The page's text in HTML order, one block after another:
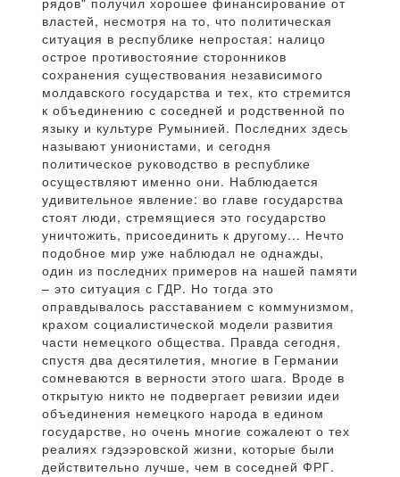
властей, несмотря на то, что политическая
ситуация в республике непростая: налицо
острое противостояние сторонников
сохранения существования независимого
молдавского государства и тех, кто стремится
к объединению с соседней и родственной по
языку и культуре Румынией. Последних здесь
называют унионистами, и сегодня
политическое руководство в республике
осуществляют именно они. Наблюдается
удивительное явление: во главе государства
стоят люди, стремящиеся это государство
уничтожить, присоединить к другому... Нечто
подобное мир уже наблюдал не однажды,
один из последних примеров на нашей памяти
– это ситуация с ГДР. Но тогда это
оправдывалось расставанием с коммунизмом,
крахом социалистической модели развития
части немецкого общества. Правда сегодня,
спустя два десятилетия, многие в Германии
сомневаются в верности этого шага. Вроде в
открытую никто не подвергает ревизии идеи
объединения немецкого народа в едином
государстве, но очень многие сожалеют о тех
реалиях гэдээровской жизни, которые были
действительно лучше, чем в соседней ФРГ.